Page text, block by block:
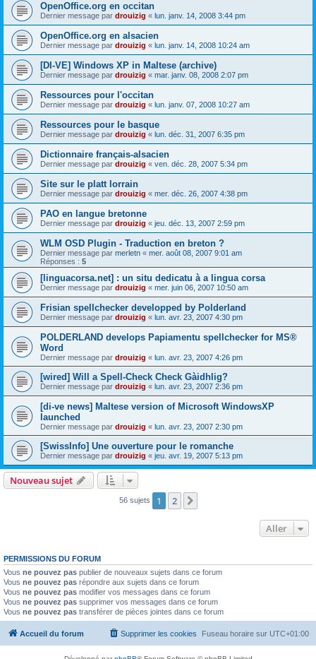
OpenOffice.org en occitan
Dernier message par drouizig « lun. janv. 14, 2008 3:44 pm
OpenOffice.org en alsacien
Dernier message par drouizig « lun. janv. 14, 2008 10:24 am
[DI-VE] Windows XP in Maltese (archive)
Dernier message par drouizig « mar. janv. 08, 2008 2:07 pm
Ressources pour l'occitan
Dernier message par drouizig « lun. janv. 07, 2008 10:27 am
Ressources pour le basque
Dernier message par drouizig « lun. déc. 31, 2007 6:35 pm
Dictionnaire français-alsacien
Dernier message par drouizig « ven. déc. 28, 2007 5:34 pm
Site sur le platt lorrain
Dernier message par drouizig « mer. déc. 26, 2007 4:38 pm
PAO en langue bretonne
Dernier message par drouizig « jeu. déc. 13, 2007 2:59 pm
WLM OSD Plugin - Traduction en breton ?
Dernier message par merletn « mer. août 08, 2007 9:01 am
Réponses : 5
[linguacorsa.net] : un situ dedicatu à a lingua corsa
Dernier message par drouizig « mer. juin 06, 2007 10:50 am
Frisian spellchecker developped by Polderland
Dernier message par drouizig « lun. avr. 23, 2007 4:30 pm
POLDERLAND develops Papiamentu spellchecker for MS®
Word
Dernier message par drouizig « lun. avr. 23, 2007 4:26 pm
[wired] Will a Spell-Check Check Gàidhlig?
Dernier message par drouizig « lun. avr. 23, 2007 2:36 pm
[di-ve news] Maltese version of Microsoft WindowsXP
launched
Dernier message par drouizig « lun. avr. 23, 2007 2:30 pm
[SwissInfo] Une ouverture pour le romanche
Dernier message par drouizig « jeu. avr. 19, 2007 5:13 pm
Nouveau sujet
56 sujets 1 2
Aller
PERMISSIONS DU FORUM
Vous ne pouvez pas publier de nouveaux sujets dans ce forum
Vous ne pouvez pas répondre aux sujets dans ce forum
Vous ne pouvez pas modifier vos messages dans ce forum
Vous ne pouvez pas supprimer vos messages dans ce forum
Vous ne pouvez pas transférer de pièces jointes dans ce forum
Accueil du forum Fuseau horaire sur UTC+01:00
Supprimer les cookies